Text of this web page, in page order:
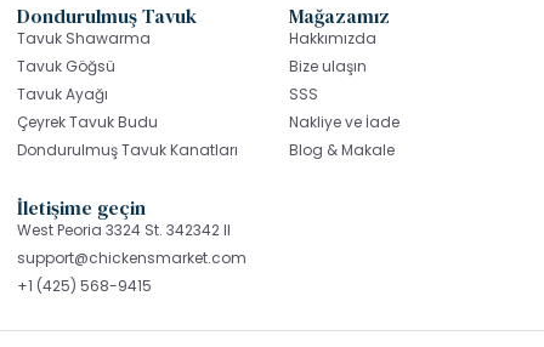
Dondurulmuş Tavuk
Tavuk Shawarma
Tavuk Göğsü
Tavuk Ayağı
Çeyrek Tavuk Budu
Dondurulmuş Tavuk Kanatları
Mağazamız
Hakkımızda
Bize ulaşın
SSS
Nakliye ve İade
Blog & Makale
İletişime geçin
West Peoria 3324 St. 342342 Il
support@chickensmarket.com
+1 (425) 568-9415